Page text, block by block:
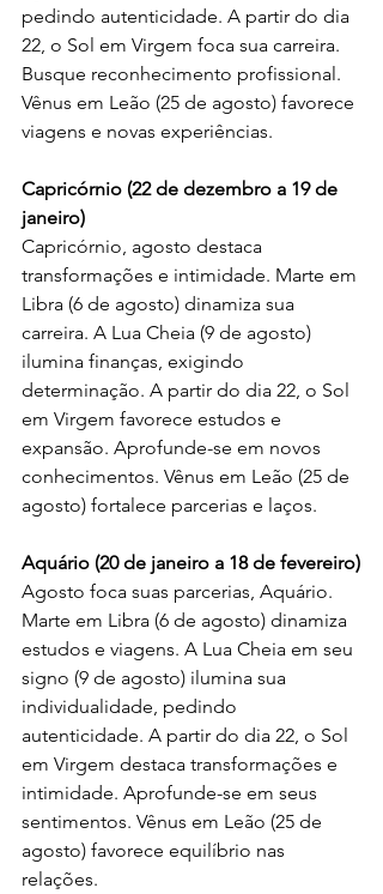
pedindo autenticidade. A partir do dia
22, o Sol em Virgem foca sua carreira.
Busque reconhecimento profissional.
Vênus em Leão (25 de agosto) favorece
viagens e novas experiências.
Capricórnio (22 de dezembro a 19 de
janeiro)
Capricórnio, agosto destaca
transformações e intimidade. Marte em
Libra (6 de agosto) dinamiza sua
carreira. A Lua Cheia (9 de agosto)
ilumina finanças, exigindo
determinação. A partir do dia 22, o Sol
em Virgem favorece estudos e
expansão. Aprofunde-se em novos
conhecimentos. Vênus em Leão (25 de
agosto) fortalece parcerias e laços.
Aquário (20 de janeiro a 18 de fevereiro)
Agosto foca suas parcerias, Aquário.
Marte em Libra (6 de agosto) dinamiza
estudos e viagens. A Lua Cheia em seu
signo (9 de agosto) ilumina sua
individualidade, pedindo
autenticidade. A partir do dia 22, o Sol
em Virgem destaca transformações e
intimidade. Aprofunde-se em seus
sentimentos. Vênus em Leão (25 de
agosto) favorece equilíbrio nas
relações.